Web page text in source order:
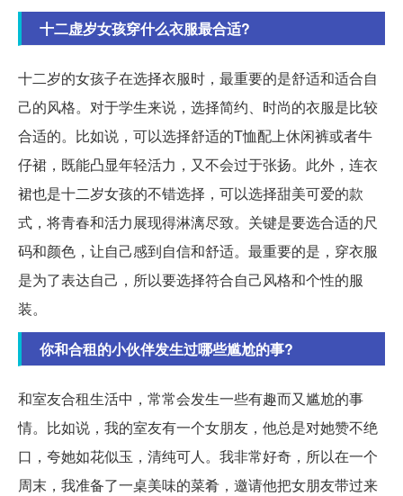
十二虚岁女孩穿什么衣服最合适?
十二岁的女孩子在选择衣服时，最重要的是舒适和适合自
己的风格。对于学生来说，选择简约、时尚的衣服是比较
合适的。比如说，可以选择舒适的T恤配上休闲裤或者牛
仔裙，既能凸显年轻活力，又不会过于张扬。此外，连衣
裙也是十二岁女孩的不错选择，可以选择甜美可爱的款
式，将青春和活力展现得淋漓尽致。关键是要选合适的尺
码和颜色，让自己感到自信和舒适。最重要的是，穿衣服
是为了表达自己，所以要选择符合自己风格和个性的服
装。
你和合租的小伙伴发生过哪些尴尬的事?
和室友合租生活中，常常会发生一些有趣而又尴尬的事
情。比如说，我的室友有一个女朋友，他总是对她赞不绝
口，夸她如花似玉，清纯可人。我非常好奇，所以在一个
周末，我准备了一桌美味的菜肴，邀请他把女朋友带过来